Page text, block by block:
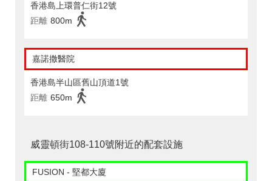
香港島上環普仁街12號
距離 800m
嘉諾撒醫院
香港島半山區舊山頂道1號
距離 650m
威靈頓街108-110號附近的配套設施
FUSION - 堅都大廈